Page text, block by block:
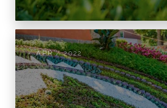
APR / 2022